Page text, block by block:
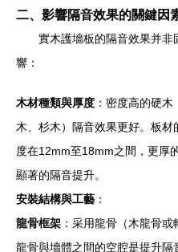
二、影響隔音效果的關鍵因
實木護墻板的隔音效果并
響：
木材種類與厚度 ：密度高的硬
木、杉木）隔音效果更好。板
度在12mm至18mm之間，更厚
顯著的隔音提升。
安裝結構與工藝 ：
龍骨框架 ：采用龍骨（木龍骨
龍骨與墻體之間的空腔是提升